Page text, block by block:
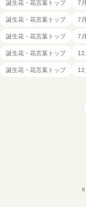
誕生花・花言葉トップ 7
誕生花・花言葉トップ 7
誕生花・花言葉トップ 7
誕生花・花言葉トップ 12
誕生花・花言葉トップ 12